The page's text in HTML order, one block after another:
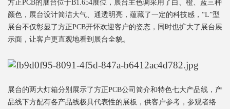
方正PCB的展台位于B1.654展位，展台主色调采用了白、橙、蓝三种
颜色，展台设计简洁大气、通透明亮，蕴藏了一定的科技感，“L”型
展台不仅彰显了方正PCB开怀欢迎客户的姿态，同时也扩大了展台展
示面，让客户更直观地看到展台全貌。
展台的两大灯箱分别展示了方正PCB公司简介和特色七大产品线，产
品线下方配有各产品线极具代表性的展板，供客户参考，参观者络